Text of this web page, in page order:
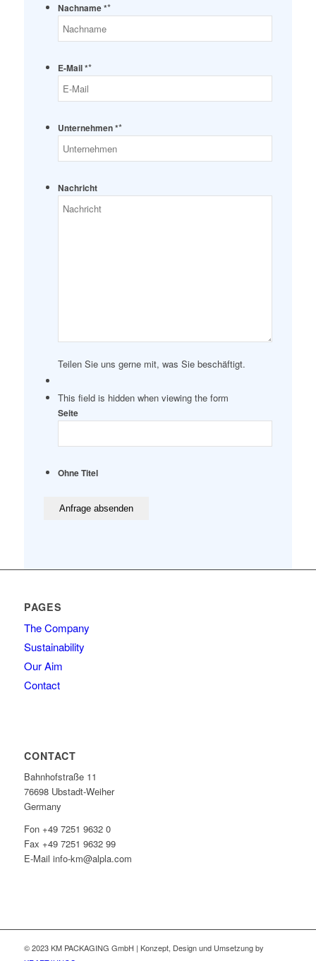
Nachname **
E-Mail **
Unternehmen **
Nachricht
Teilen Sie uns gerne mit, was Sie beschäftigt.
This field is hidden when viewing the form
Seite
Ohne Titel
PAGES
The Company
Sustainability
Our Aim
Contact
CONTACT
Bahnhofstraße 11
76698 Ubstadt-Weiher
Germany
Fon +49 7251 9632 0
Fax +49 7251 9632 99
E-Mail info-km@alpla.com
© 2023 KM PACKAGING GmbH | Konzept, Design und Umsetzung by